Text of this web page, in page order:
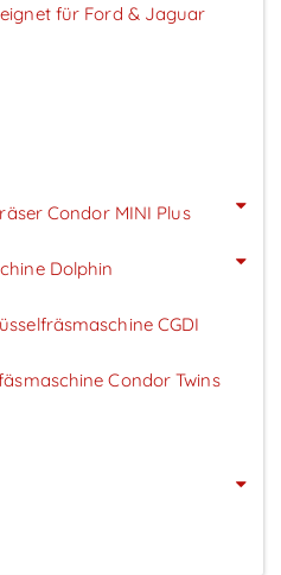
für Ford & Jaguar
Condor MINI Plus
Dolphin
CGDI
Condor Twins